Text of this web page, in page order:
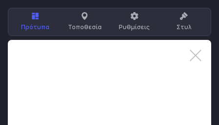
Πρότυπα Τοποθεσία Ρυθμίσεις Στυλ